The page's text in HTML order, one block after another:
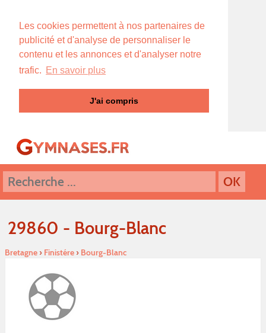
Les cookies permettent à nos partenaires de
publicité et d'analyse de personnaliser le
contenu et les annonces et d'analyser notre
trafic. En savoir plus
J'ai compris
29860 - Bourg-Blanc
Bretagne› Finistére› Bourg-Blanc